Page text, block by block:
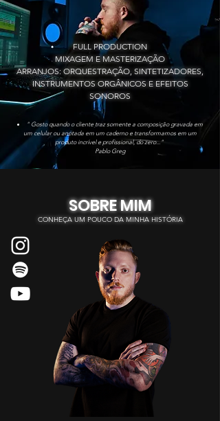
FULL PRODUCTION
MIXAGEM E MASTERIZAÇÃO
ARRANJOS: ORQUESTRAÇÃO, SINTETIZADORES,
INSTRUMENTOS ORGÂNICOS E EFEITOS
SONOROS
" Gosto quando o cliente traz somente a composição gravada em
um celular ou anotada em um caderno e transformamos em um
produto incrível e profissional, do zero..."
Pablo Greg
SOBRE MIM
CONHEÇA UM POUCO DA MINHA HISTÓRIA